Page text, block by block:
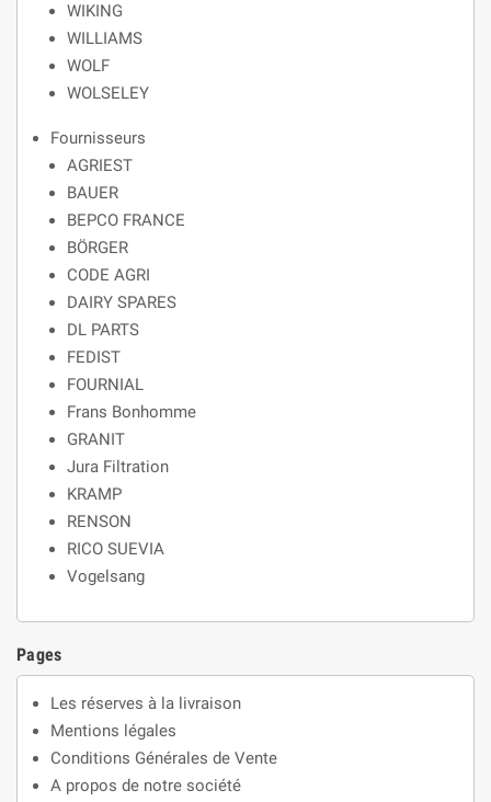
WIKING
WILLIAMS
WOLF
WOLSELEY
Fournisseurs
AGRIEST
BAUER
BEPCO FRANCE
BÖRGER
CODE AGRI
DAIRY SPARES
DL PARTS
FEDIST
FOURNIAL
Frans Bonhomme
GRANIT
Jura Filtration
KRAMP
RENSON
RICO SUEVIA
Vogelsang
Pages
Les réserves à la livraison
Mentions légales
Conditions Générales de Vente
A propos de notre société